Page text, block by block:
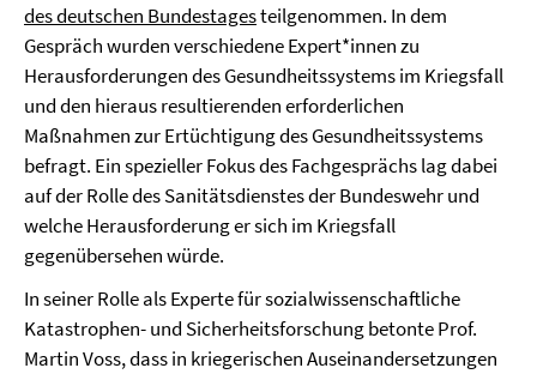
des deutschen Bundestagesteilgenommen. In dem
Gespräch wurden verschiedene Expert*innen zu
Herausforderungen des Gesundheitssystems im Kriegsfall
und den hieraus resultierenden erforderlichen
Maßnahmen zur Ertüchtigung des Gesundheitssystems
befragt. Ein spezieller Fokus des Fachgesprächs lag dabei
auf der Rolle des Sanitätsdienstes der Bundeswehr und
welche Herausforderung er sich im Kriegsfall
gegenübersehen würde.
In seiner Rolle als Experte für sozialwissenschaftliche
Katastrophen- und Sicherheitsforschung betonte Prof.
Martin Voss, dass in kriegerischen Auseinandersetzungen